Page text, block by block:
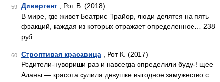
59 Дивергент , Рот В. (2018)
В мире, где живет Беатрис Прайор, люди делятся на пять
фракций, каждая из которых отражает определенное… 238
руб
60 Строптивая красавица , Рот К. (2017)
Родители-нувориши раз и навсегда определили буду-! щее
Аланы — красота сулила девушке выгодное замужество с…